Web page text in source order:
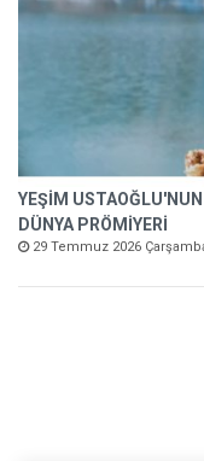
YEŞİM
DÜNYA PRÖMİYERİ
29 Temmuz 2026